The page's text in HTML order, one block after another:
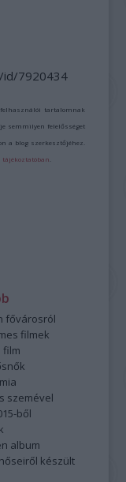
id/7920434
tartalomnak
semmilyen felelősséget
a blog szerkesztőjéhez.
tájékoztatóban
fővárosról
filmek
film
szemével
ből
album
készült